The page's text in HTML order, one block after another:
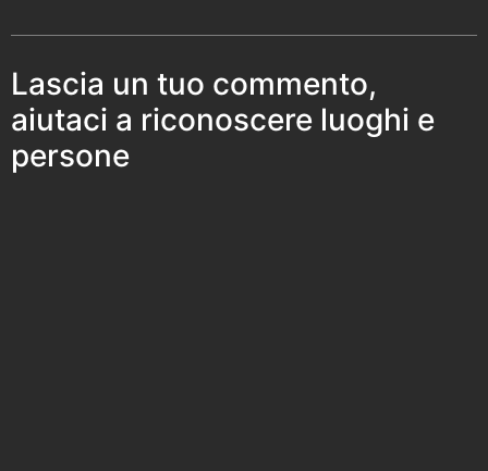
Lascia un tuo commento,
aiutaci a riconoscere luoghi e
persone